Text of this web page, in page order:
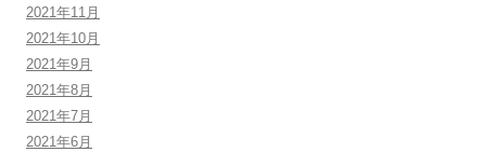
2021年11月
2021年10月
2021年9月
2021年8月
2021年7月
2021年6月